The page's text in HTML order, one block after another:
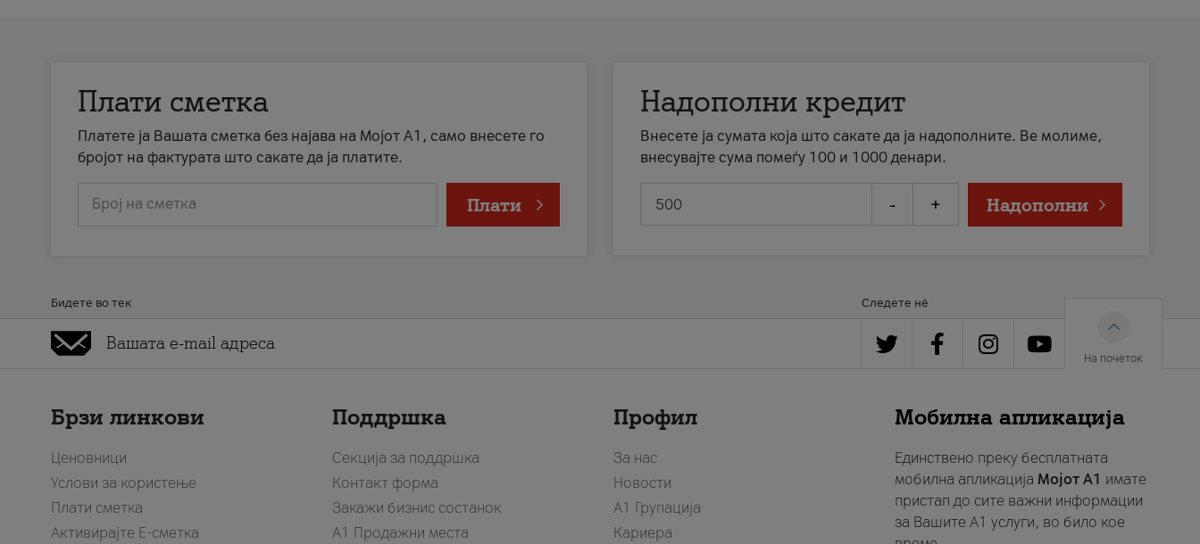
Плати сметка
Платете ја Вашата сметка без најава на Мојот А1, само внесете го
бројот на фактурата што сакате да ја платите.
Број на сметка Плати
Надополни кредит
Внесете ја сумата која што сакате да ја надополните. Ве молиме,
внесувајте сума помеѓу 100 и 1000 денари.
- + Надополни
Бидете во тек Следете нè
На почеток
Брзи линкови
Ценовници
Услови за користење
Плати сметка
Активирајте Е-сметка
Поддршка
Секција за поддршка
Контакт форма
Закажи бизнис состанок
A1 Продажни места
Профил
За нас
Новости
А1 Групација
Кариера
Мобилна апликација
Единствено преку бесплатната
мобилна апликација Мојот A1 имате
пристап до сите важни информации
за Вашите A1 услуги, во било кое